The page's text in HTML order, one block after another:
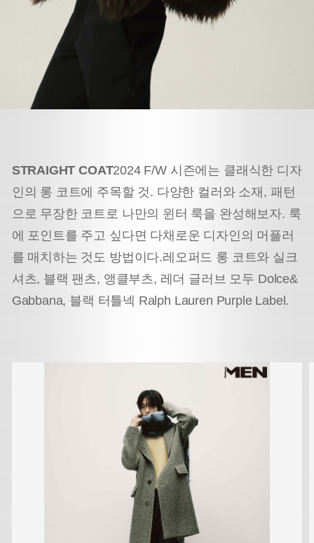
STRAIGHT COAT2024 F/W 시즌에는 클래식한 디자
인의 롱 코트에 주목할 것. 다양한 컬러와 소재, 패턴
으로 무장한 코트로 나만의 윈터 룩을 완성해보자. 룩
에 포인트를 주고 싶다면 다채로운 디자인의 머플러
를 매치하는 것도 방법이다.레오퍼드 롱 코트와 실크
셔츠, 블랙 팬츠, 앵클부츠, 레더 글러브 모두 Dolce&
Gabbana, 블랙 터틀넥 Ralph Lauren Purple Label.